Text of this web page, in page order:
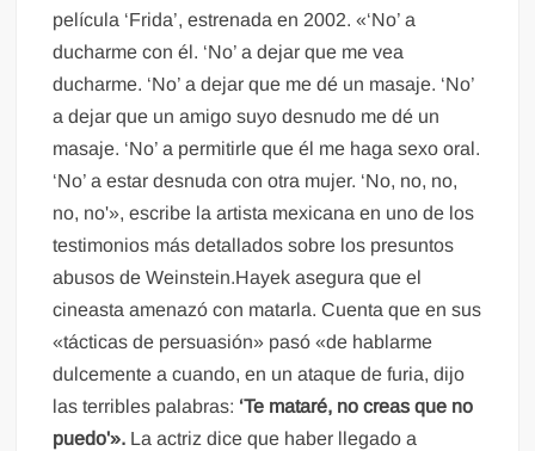
película ‘Frida’, estrenada en 2002. «‘No’ a
ducharme con él. ‘No’ a dejar que me vea
ducharme. ‘No’ a dejar que me dé un masaje. ‘No’
a dejar que un amigo suyo desnudo me dé un
masaje. ‘No’ a permitirle que él me haga sexo oral.
‘No’ a estar desnuda con otra mujer. ‘No, no, no,
no, no'», escribe la artista mexicana en uno de los
testimonios más detallados sobre los presuntos
abusos de Weinstein.Hayek asegura que el
cineasta amenazó con matarla. Cuenta que en sus
«tácticas de persuasión» pasó «de hablarme
dulcemente a cuando, en un ataque de furia, dijo
las terribles palabras: ‘Te mataré, no creas que no
puedo'». La actriz dice que haber llegado a